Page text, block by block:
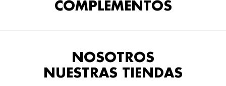
COMPLEMENTOS
NOSOTROS
NUESTRAS TIENDAS